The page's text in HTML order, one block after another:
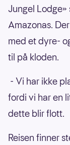
Jungel
Amazonas.
med et dyre-
til på kloden.
- Vi har ikke
fordi vi har en
dette blir flott.
Reisen finner